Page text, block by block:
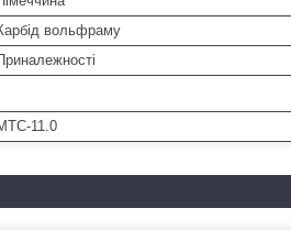
вольфраму
11.0